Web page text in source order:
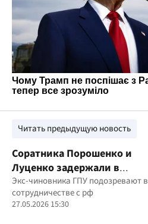
Читать предыдущую новость
Соратника Порошенко и
Луценко задержали в
Польше: его подозревают в
шпионаже в пользу рф, –
медиа
Экс-чиновника ГПУ подозревают в
сотрудничестве с рф
27.05.2026 15:30